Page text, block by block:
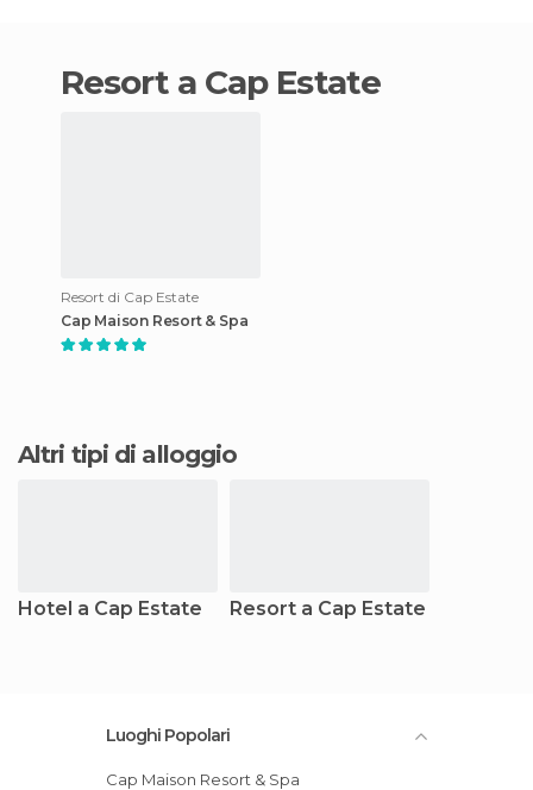
resort a Cap Estate
Resort di Cap Estate
Cap Maison Resort & Spa
Altri tipi di alloggio
Hotel a Cap Estate Resort a Cap Estate
Luoghi Popolari
Cap Maison Resort & Spa